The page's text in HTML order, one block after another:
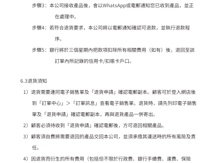
步驟3：本公司接收產品後，會以WhatsApp或電郵通知您已收到產品，並正
在處理中。
步驟4：若符合退貨要求，本公司將以電郵通知確認可退款，並執行退款程
序。
步驟5：銀行將於三個星期內把款項扣除所有相關費用（如有）後，退回至該
訂單內所記錄的信用卡/扣賬卡戶口。
6.3退貨須知
1）退貨需要連同電子銷售單及「退貨申請」確認電郵副本。顧客可於登入網店後
到「訂單中心」＞「訂單訊息」查看電子銷售單。退貨時，請先列印電子銷售
單及「退貨申請」確認電郵副本，再與退貨產品一併寄出。
2）顧客必須待收到「退貨申請」確認電郵後，方可退回相關產品。
3）顧客須自費將需要退回的產品交回本公司，並須承擔其運送時的所有風險及責
任。
4）因退貨而衍生的所有費用（包括但不限於行政費、銀行手續費、運費、保險